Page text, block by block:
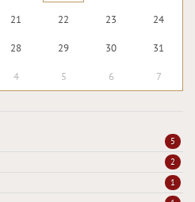
21 22 23 24
28 29 30 31
4 5 6 7
5
2
1